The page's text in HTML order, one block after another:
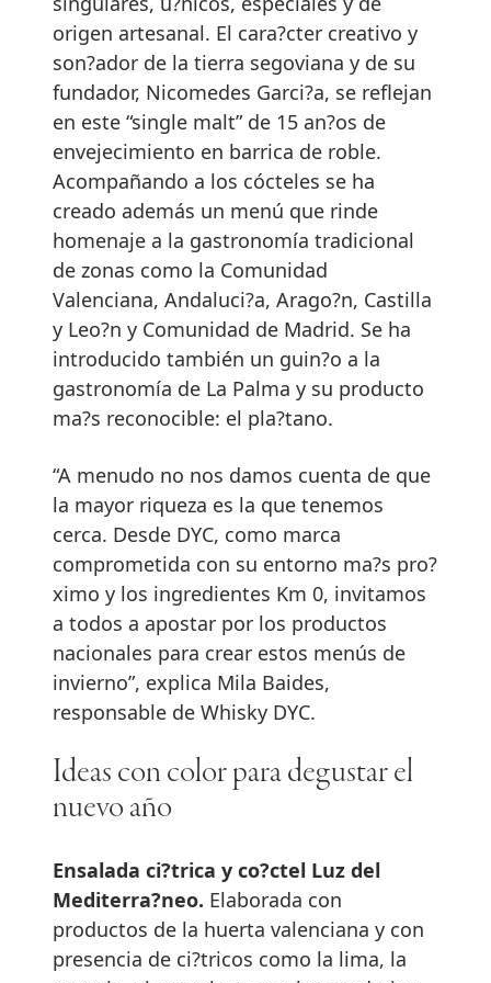
origen artesanal. El cara?cter creativo y
son?ador de la tierra segoviana y de su
fundador, Nicomedes Garci?a, se reflejan
en este “single malt” de 15 an?os de
envejecimiento en barrica de roble.
Acompañando a los cócteles se ha
creado además un menú que rinde
homenaje a la gastronomía tradicional
de zonas como la Comunidad
Valenciana, Andaluci?a, Arago?n, Castilla
y Leo?n y Comunidad de Madrid. Se ha
introducido también un guin?o a la
gastronomía de La Palma y su producto
ma?s reconocible: el pla?tano.
“A menudo no nos damos cuenta de que
la mayor riqueza es la que tenemos
cerca. Desde DYC, como marca
comprometida con su entorno ma?s pro?
ximo y los ingredientes Km 0, invitamos
a todos a apostar por los productos
nacionales para crear estos menús de
invierno”, explica Mila Baides,
responsable de Whisky DYC.
Ideas con color para degustar el
nuevo año
Ensalada ci?trica y co?ctel Luz del
Mediterra?neo. Elaborada con
productos de la huerta valenciana y con
presencia de ci?tricos como la lima, la